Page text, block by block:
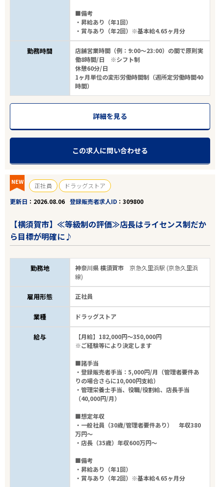
■備考
・昇給あり（年1回）
・賞与あり（年2回）※基本給4.65ヶ月分
勤務時間
店舗営業時間（例：9:00～23:00）の間で原則実
働8時間/日 ※シフト制
休憩60分/日
1ヶ月単位の変形労働時間制（週所定労働時間40
時間）
詳細を見る
この求人に問い合わせる
NEW 正社員
ドラッグストア
更新日
2026.08.06 登録販売者求人ID 309800
【横須賀市】≪等級制の評価≫店長はライセンス制だか
ら目標が明確に♪
勤務地 神奈川県 横須賀市京急久里浜駅 (京急久里浜
線)
雇用形態 正社員
業種 ドラッグストア
給与
【月給】182,000円～350,000円
※ご経験等により決定します
■諸手当
・登録販売者手当：5,000円/月（管理者要件あ
りの場合さらに10,000円支給）
・管理栄養士手当、役職/役割給、店長手当
（40,000円/月）
■想定年収
・一般社員（30歳/管理者要件あり） 年収380
万円～
・店長（35歳）年収600万円～
■備考
・昇給あり（年1回）
・賞与あり（年2回）※基本給4.65ヶ月分